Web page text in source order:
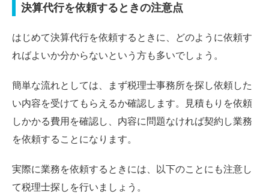
決算代行を依頼するときの注意点
はじめて決算代行を依頼するときに、どのように依頼す
ればよいか分からないという方も多いでしょう。
簡単な流れとしては、まず税理士事務所を探し依頼した
い内容を受けてもらえるか確認します。見積もりを依頼
しかかる費用を確認し、内容に問題なければ契約し業務
を依頼することになります。
実際に業務を依頼するときには、以下のことにも注意し
て税理士探しを行いましょう。